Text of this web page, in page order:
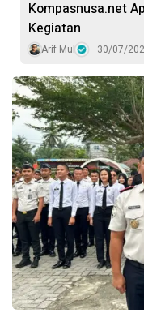
Kompasnusa.net
Kegiatan
Arif Mul 30/07/